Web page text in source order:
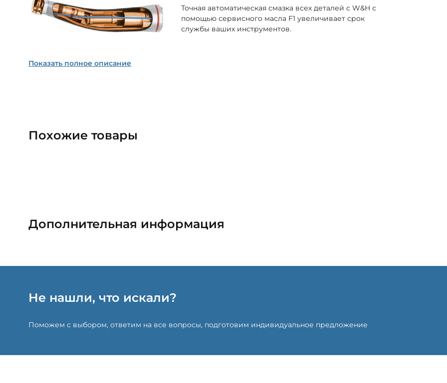
Точная автоматическая смазка всех деталей с W&H с
помощью сервисного масла F1 увеличивает срок
службы ваших инструментов.
Показать полное описание
Похожие товары
Дополнительная информация
Не нашли, что искали?
Поможем с выбором, ответим на все вопросы, подготовим индивидуальное предложение